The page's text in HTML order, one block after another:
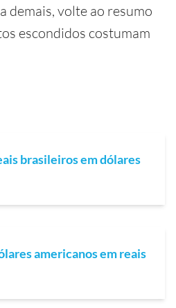
demais, volte ao resumo
escondidos costumam
brasileiros em dólares
americanos em reais